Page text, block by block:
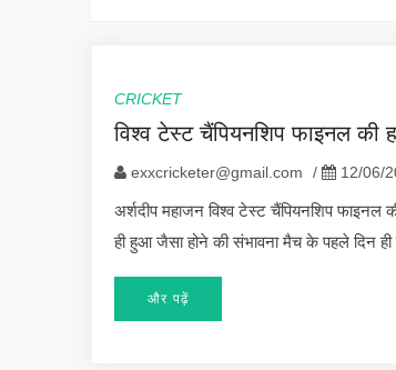
CRICKET
विश्व टेस्ट चैंपियनशिप फाइनल की
exxcricketer@gmail.com / 12/06/
अर्शदीप महाजन विश्व टेस्ट चैंपियनशिप फाइनल
ही हुआ जैसा होने की संभावना मैच के पहले दिन
और पढ़ें